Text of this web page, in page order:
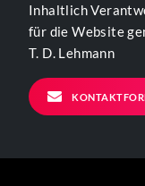
Inhaltlich
für die Website
T. D. Lehmann